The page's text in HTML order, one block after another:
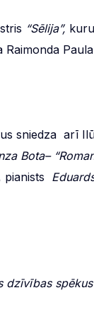
“Sēlija”,
Raimonda
sniedza arī
Bota–
pianists
dzīvības